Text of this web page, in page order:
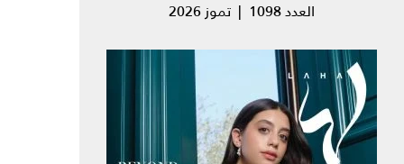
العدد 1098 | تموز 2026